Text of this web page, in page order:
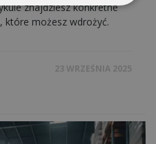
znajdziesz konkretne
które możesz wdrożyć.
23 WRZEŚNIA 2025